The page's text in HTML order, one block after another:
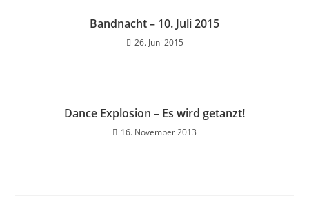
Bandnacht – 10. Juli 2015
26. Juni 2015
Dance Explosion – Es wird getanzt!
16. November 2013